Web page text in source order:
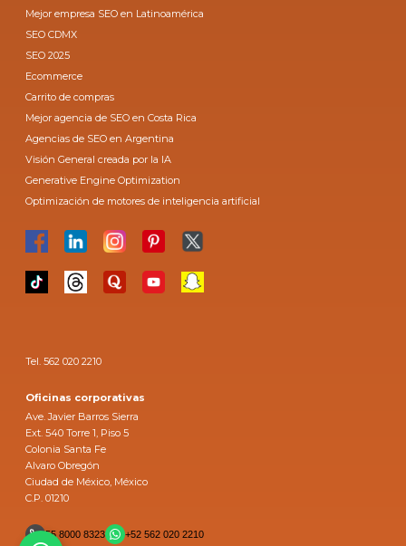
Mejor empresa SEO en Latinoamérica
SEO CDMX
SEO 2025
Ecommerce
Carrito de compras
Mejor agencia de SEO en Costa Rica
Agencias de SEO en Argentina
Visión General creada por la IA
Generative Engine Optimization
Optimización de motores de inteligencia artificial
Tel. 562 020 2210
Oficinas corporativas
Ave. Javier Barros Sierra
Ext. 540 Torre 1, Piso 5
Colonia Santa Fe
Alvaro Obregón
Ciudad de México, México
C.P. 01210
55 8000 8323 +52 562 020 2210